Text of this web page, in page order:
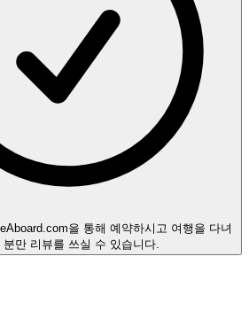
을 통해 예약하시고 여행을 다녀
분만 리뷰를 쓰실 수 있습니다.